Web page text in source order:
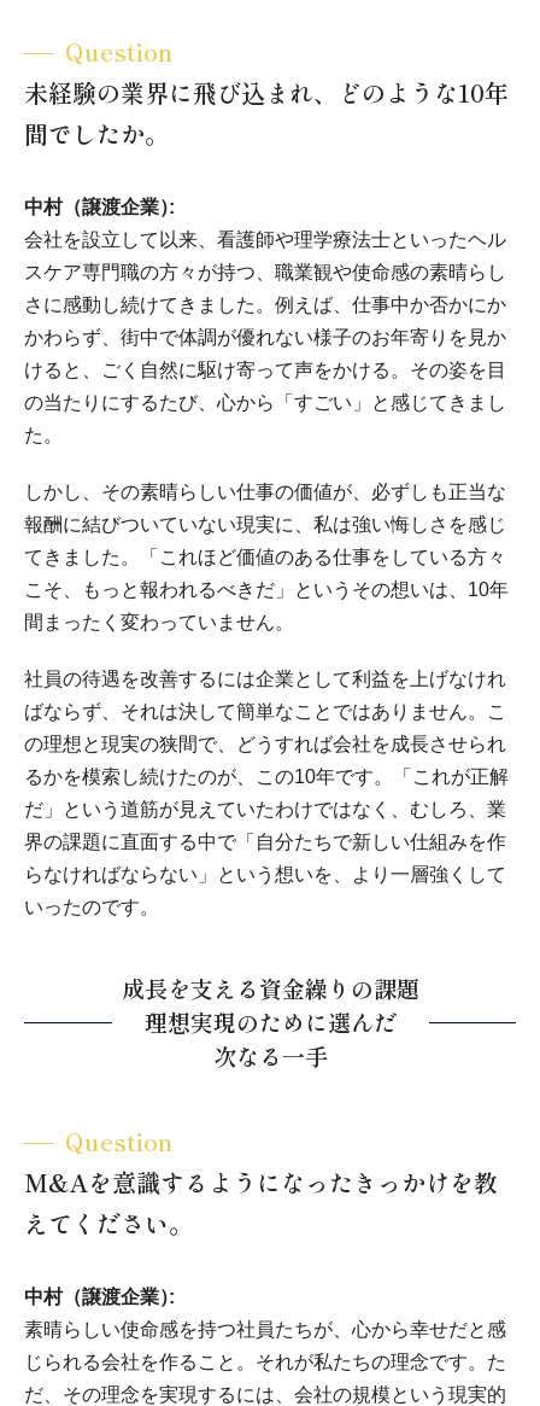
Question
未経験の業界に飛び込まれ、どのような10年
間でしたか。
中村（譲渡企業）
会社を設立して以来、看護師や理学療法士といったヘル
スケア専門職の方々が持つ、職業観や使命感の素晴らし
さに感動し続けてきました。例えば、仕事中か否かにか
かわらず、街中で体調が優れない様子のお年寄りを見か
けると、ごく自然に駆け寄って声をかける。その姿を目
の当たりにするたび、心から「すごい」と感じてきまし
た。
しかし、その素晴らしい仕事の価値が、必ずしも正当な
報酬に結びついていない現実に、私は強い悔しさを感じ
てきました。「これほど価値のある仕事をしている方々
こそ、もっと報われるべきだ」というその想いは、10年
間まったく変わっていません。
社員の待遇を改善するには企業として利益を上げなけれ
ばならず、それは決して簡単なことではありません。こ
の理想と現実の狭間で、どうすれば会社を成長させられ
るかを模索し続けたのが、この10年です。「これが正解
だ」という道筋が見えていたわけではなく、むしろ、業
界の課題に直面する中で「自分たちで新しい仕組みを作
らなければならない」という想いを、より一層強くして
いったのです。
成長を支える資金繰りの課題
理想実現のために選んだ
次なる一手
Question
M&Aを意識するようになったきっかけを教
えてください。
中村（譲渡企業）
素晴らしい使命感を持つ社員たちが、心から幸せだと感
じられる会社を作ること。それが私たちの理念です。た
だ、その理念を実現するには、会社の規模という現実的